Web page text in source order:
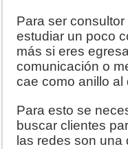
Para ser
estudiar un poco
más si eres
comunicación o
cae como anillo al
Para esto se
buscar clientes
las redes son una